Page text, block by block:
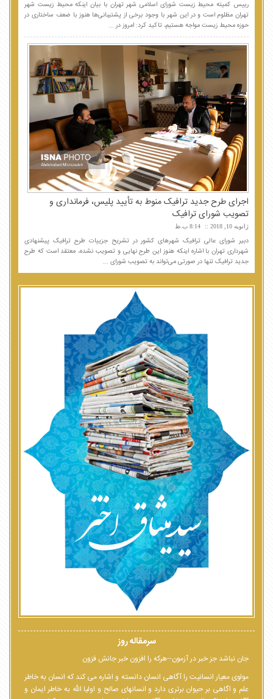
رییس کمیته محیط زیست شورای اسلامی شهر تهران با بیان اینکه محیط زیست شهر
تهران مظلوم است و در این شهر با وجود برخی از پشتیبانی‌ها هنوز با ضعف ساختاری در
حوزه محیط زیست مواجه هستیم، تاکید کرد: امروز در ...
اجرای طرح جدید ترافیک منوط به تأیید پلیس، فرمانداری و
تصویب شورای ترافیک
ژانویه 10, 2018 8:14 ب.ظ
دبیر شورای عالی ترافیک شهرهای کشور در تشریح جزییات طرح ترافیک پیشنهادی
شهرداری تهران با اشاره اینکه هنوز این طرح نهایی و تصویب نشده، معتقد است که طرح
جدید ترافیک تنها در صورتی می‌تواند به تصویب شورای ...
سرمقاله روز
جان نباشد جز خبر در آزمون--هرکه را افزون خبر جانش فزون
مولوی معیار انسانیت را آگاهی انسان دانسته و اشاره می کند که انسان به خاطر
علم و اگاهی بر حیوان برتری دارد و انسانهای صالح و اولیا الله به خاطر ایمان و